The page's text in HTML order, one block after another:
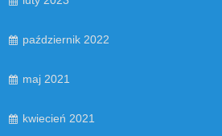
październik 2022
maj 2021
kwiecień 2021